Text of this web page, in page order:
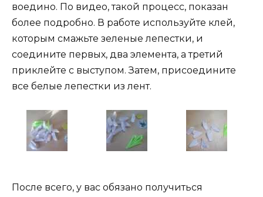
воедино. По видео, такой процесс, показан
более подробно. В работе используйте клей,
которым смажьте зеленые лепестки, и
соедините первых, два элемента, а третий
приклейте с выступом. Затем, присоедините
все белые лепестки из лент.
После всего, у вас обязано получиться